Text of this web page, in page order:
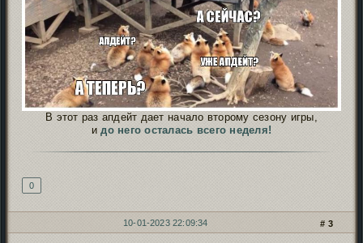
В этот раз апдейт дает начало второму сезону игры,
идо него осталась всего неделя!
0
3
10-01-2023 22:09:34